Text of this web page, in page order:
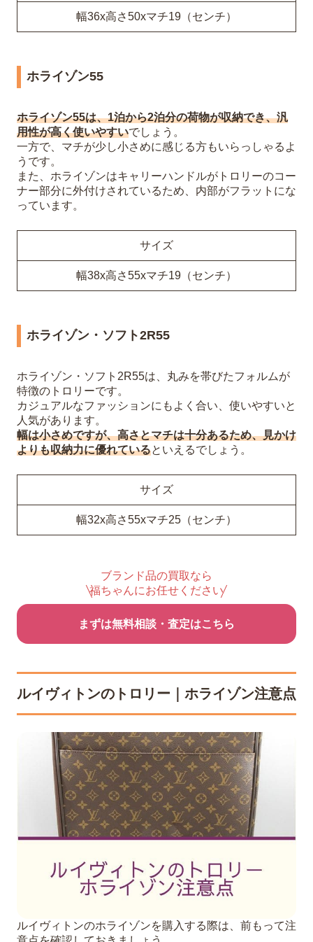
幅36x高さ50xマチ19（センチ）
ホライゾン55
ホライゾン55は、1泊から2泊分の荷物が収納でき、汎
用性が高く使いやすいでしょう。
一方で、マチが少し小さめに感じる方もいらっしゃるよ
うです。
また、ホライゾンはキャリーハンドルがトロリーのコー
ナー部分に外付けされているため、内部がフラットにな
っています。
サイズ
幅38x高さ55xマチ19（センチ）
ホライゾン・ソフト2R55
ホライゾン・ソフト2R55は、丸みを帯びたフォルムが
特徴のトロリーです。
カジュアルなファッションにもよく合い、使いやすいと
人気があります。
幅は小さめですが、高さとマチは十分あるため、見かけ
よりも収納力に優れているといえるでしょう。
サイズ
幅32x高さ55xマチ25（センチ）
ブランド品の買取なら
福ちゃんにお任せください
まずは無料相談・査定はこちら
ルイヴィトンのトロリー｜ホライゾン注意点
ルイヴィトンのホライゾンを購入する際は、前もって注